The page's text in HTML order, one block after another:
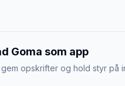
Goma som app
opskrifter og hold styr på